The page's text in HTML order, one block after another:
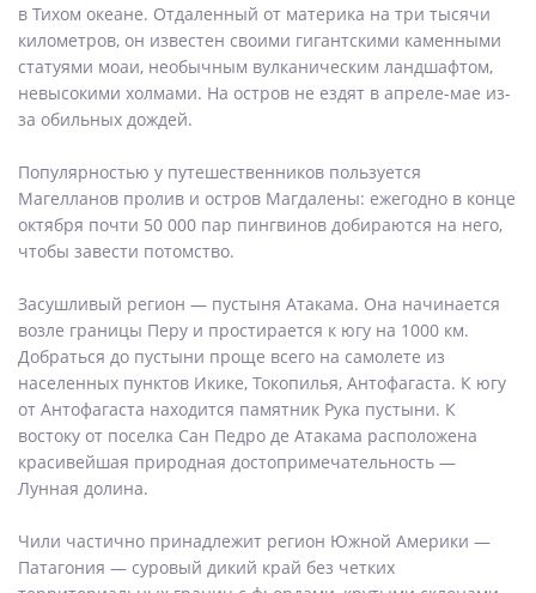
в Тихом океане. Отдаленный от материка на три тысячи
километров, он известен своими гигантскими каменными
статуями моаи, необычным вулканическим ландшафтом,
невысокими холмами. На остров не ездят в апреле-мае из-
за обильных дождей.
Популярностью у путешественников пользуется
Магелланов пролив и остров Магдалены: ежегодно в конце
октября почти 50 000 пар пингвинов добираются на него,
чтобы завести потомство.
Засушливый регион — пустыня Атакама. Она начинается
возле границы Перу и простирается к югу на 1000 км.
Добраться до пустыни проще всего на самолете из
населенных пунктов Икике, Токопилья, Антофагаста. К югу
от Антофагаста находится памятник Рука пустыни. К
востоку от поселка Сан Педро де Атакама расположена
красивейшая природная достопримечательность —
Лунная долина.
Чили частично принадлежит регион Южной Америки —
Патагония — суровый дикий край без четких